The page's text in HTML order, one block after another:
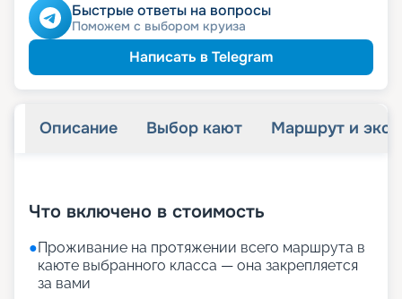
Быстрые ответы на вопросы
Поможем с выбором круиза
Написать в Telegram
Описание Выбор кают Маршрут и
Что включено в стоимость
●Проживание на протяжении всего маршрута в
каюте выбранного класса — она закрепляется
за вами